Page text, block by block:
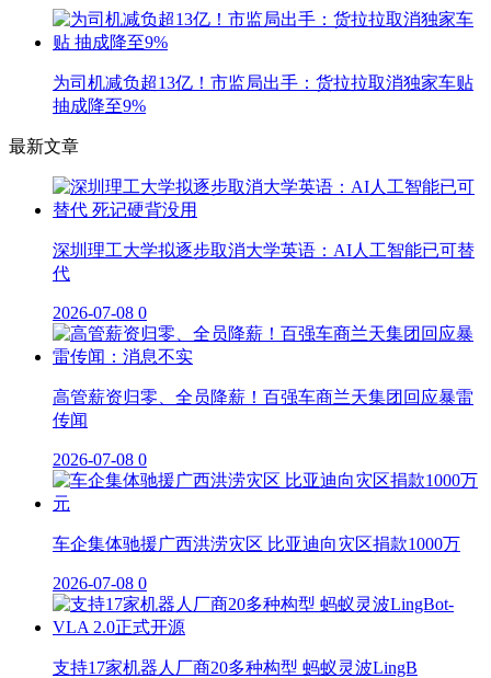
为司机减负超13亿！市监局出手：货拉拉取消独家车贴
抽成降至9%
最新文章
深圳理工大学拟逐步取消大学英语：AI人工智能已可替
代
2026-07-08 0
高管薪资归零、全员降薪！百强车商兰天集团回应暴雷
传闻
2026-07-08 0
车企集体驰援广西洪涝灾区 比亚迪向灾区捐款1000万
2026-07-08 0
支持17家机器人厂商20多种构型 蚂蚁灵波LingB